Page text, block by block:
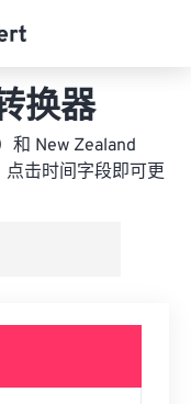
换器
和 New Zealand
点击时间字段即可更